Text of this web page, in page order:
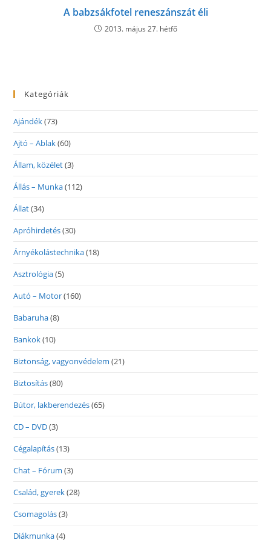
A babzsákfotel reneszánszát éli
2013. május 27. hétfő
Kategóriák
Ajándék(73)
Ajtó – Ablak(60)
Állam, közélet(3)
Állás – Munka(112)
Állat(34)
Apróhirdetés(30)
Árnyékolástechnika(18)
Asztrológia(5)
Autó – Motor(160)
Babaruha(8)
Bankok(10)
Biztonság, vagyonvédelem (21)
Biztosítás(80)
Bútor, lakberendezés(65)
CD – DVD(3)
Cégalapítás(13)
Chat – Fórum (3)
Család, gyerek(28)
Csomagolás(3)
Diákmunka(4)